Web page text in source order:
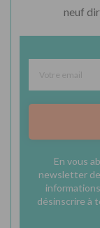
neuf
En vous
newsletter
désinscrire à